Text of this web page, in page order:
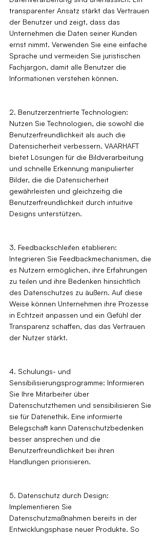
transparenter Ansatz stärkt das Vertrauen
der Benutzer und zeigt, dass das
Unternehmen die Daten seiner Kunden
ernst nimmt. Verwenden Sie eine einfache
Sprache und vermeiden Sie juristischen
Fachjargon, damit alle Benutzer die
Informationen verstehen können.
2. Benutzerzentrierte Technologien:
Nutzen Sie Technologien, die sowohl die
Benutzerfreundlichkeit als auch die
Datensicherheit verbessern. VAARHAFT
bietet Lösungen für die Bildverarbeitung
und schnelle Erkennung manipulierter
Bilder, die die Datensicherheit
gewährleisten und gleichzeitig die
Benutzerfreundlichkeit durch intuitive
Designs unterstützen.
3. Feedbackschleifen etablieren:
Integrieren Sie Feedbackmechanismen, die
es Nutzern ermöglichen, ihre Erfahrungen
zu teilen und ihre Bedenken hinsichtlich
des Datenschutzes zu äußern. Auf diese
Weise können Unternehmen ihre Prozesse
in Echtzeit anpassen und ein Gefühl der
Transparenz schaffen, das das Vertrauen
der Nutzer stärkt.
4. Schulungs- und
Sensibilisierungsprogramme: Informieren
Sie Ihre Mitarbeiter über
Datenschutzthemen und sensibilisieren Sie
sie für Datenethik. Eine informierte
Belegschaft kann Datenschutzbedenken
besser ansprechen und die
Benutzerfreundlichkeit bei ihren
Handlungen priorisieren.
5. Datenschutz durch Design:
Implementieren Sie
Datenschutzmaßnahmen bereits in der
Entwicklungsphase neuer Produkte. So